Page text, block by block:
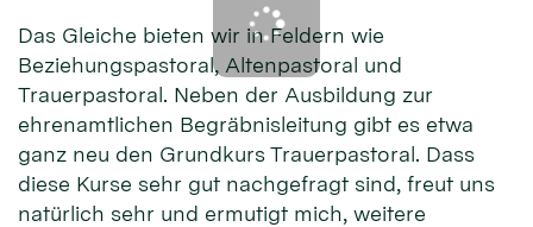
Das Gleiche bieten wir in Feldern wie
Beziehungspastoral, Altenpastoral und
Trauerpastoral. Neben der Ausbildung zur
ehrenamtlichen Begräbnisleitung gibt es etwa
ganz neu den Grundkurs Trauerpastoral. Dass
diese Kurse sehr gut nachgefragt sind, freut uns
natürlich sehr und ermutigt mich, weitere